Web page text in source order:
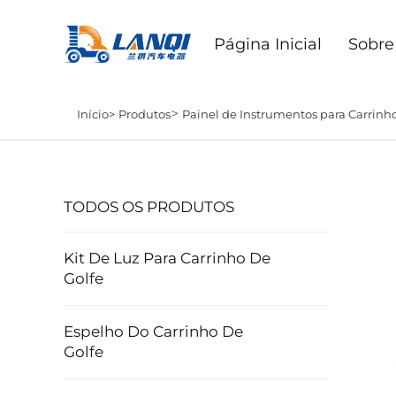
Página Inicial
Início> Produtos> Painel de Instrumentos para
TODOS OS PRODUTOS
Kit De Luz Para Carrinho De
Golfe
Espelho Do Carrinho De
Golfe